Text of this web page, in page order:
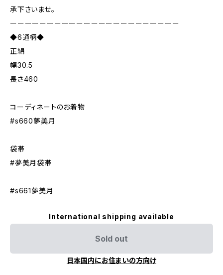
承下さいませ。
ーーーーーーーーーーーーーーーーーーーーーーー
◆6通柄◆
正絹
幅30.5
長さ460
コーディネートのお着物
#s660夢美月
袋帯
#夢美月袋帯
#s661夢美月
International shipping available
Sold out
日本国内にお住まいの方向け